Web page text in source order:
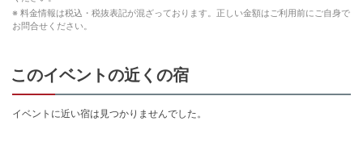
※ 料金情報は税込・税抜表記が混ざっております。正しい金額はご利用前にご自身で
お問合せください。
このイベントの近くの宿
イベントに近い宿は見つかりませんでした。